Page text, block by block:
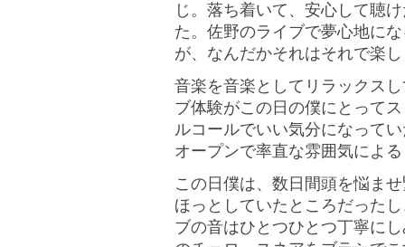
じ。落ち着いて、安心して聴
た。佐野のライブで夢心地に
が、なんだかそれはそれで楽
音楽を音楽としてリラックス
ブ体験がこの日の僕にとって
ルコールでいい気分になって
オープンで率直な雰囲気によ
この日僕は、数日間頭を悩ま
ほっとしていたところだった
ブの音はひとつひとつ丁寧に